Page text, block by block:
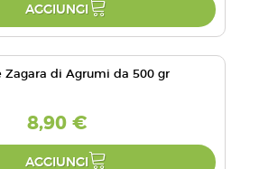
AGGIUNGI
Zagara di Agrumi da 500 gr
8,90 €
AGGIUNGI